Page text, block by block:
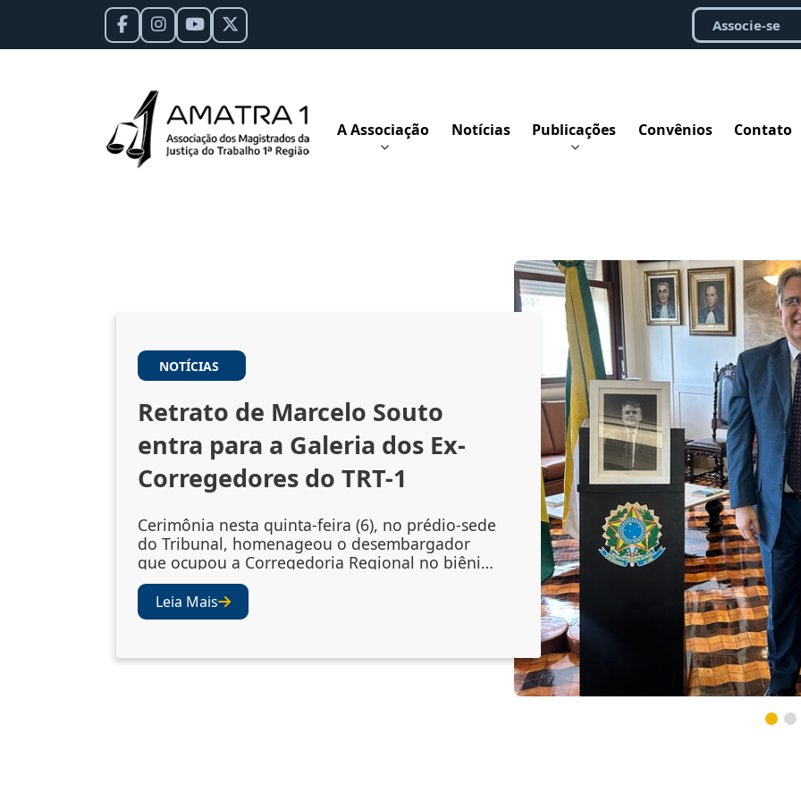
Associe-se
A Associação Notícias Publicações Convênios Contato
NOTÍCIAS
Retrato de Marcelo Souto
entra para a Galeria dos Ex-
Corregedores do TRT-1
Cerimônia nesta quinta-feira (6), no prédio-sede
do Tribunal, homenageou o desembargador
que ocupou a Corregedoria Regional no biênio
2023/2025 A cerimônia de descerramento do
retrato do desembargador Marcelo Augusto
Souto de Oliveira, corregedor regional no
(6), no Salão Nobre do TRT-1. A solenidade
Leia Mais